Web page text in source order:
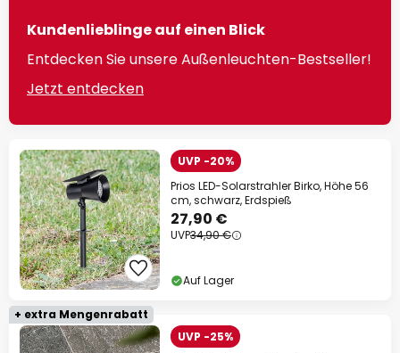
Kundenlieblinge auf einen Blick
Entdecken Sie unsere Außenleuchten-Bestseller!
Jetzt entdecken
UVP -20%
Prios LED-Solarstrahler Birko, Höhe 56
cm, schwarz, Erdspieß
27,90 €
UVP34,90 €
Auf Lager
+ extra Mengenrabatt
UVP -25%